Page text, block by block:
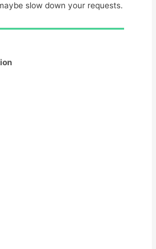
slow down your requests.